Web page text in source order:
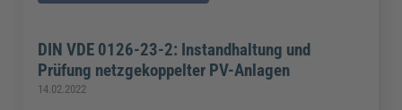
DIN VDE 0126-23-2: Instandhaltung und
Prüfung netzgekoppelter PV-Anlagen
14.02.2022